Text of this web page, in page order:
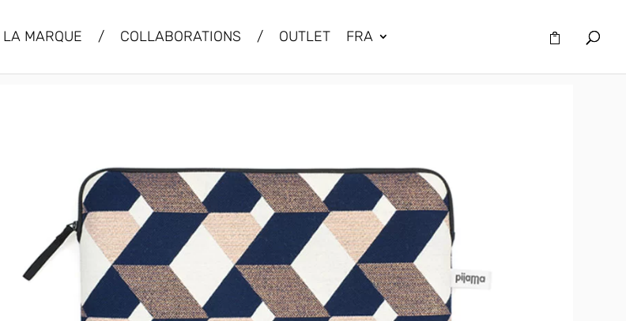
LA MARQUE / COLLABORATIONS / OUTLET FRA